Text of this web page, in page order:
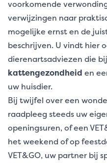
voorkomende
verwijzingen naar
mogelijke ernst en de
beschrijven. U vindt hier
dierenartsadviezen die
kattengezondheid en
uw huisdier.
Bij twijfel over een
raadpleeg steeds uw
openingsuren, of een
het weekend of op
VET&GO, uw partner bij